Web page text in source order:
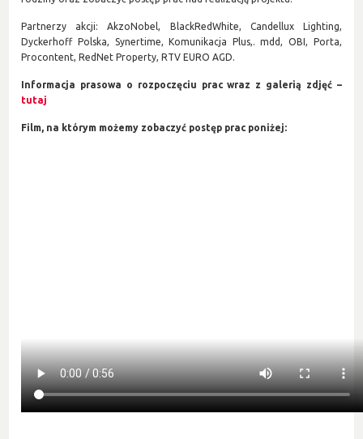
Partnerzy akcji: AkzoNobel, BlackRedWhite, Candellux Lighting,
Dyckerhoff Polska, Synertime, Komunikacja Plus,. mdd, OBI, Porta,
Procontent, RedNet Property, RTV EURO AGD.
Informacja prasowa o rozpoczęciu prac wraz z galerią zdjęć –
tutaj
Film, na którym możemy zobaczyć postęp prac poniżej: